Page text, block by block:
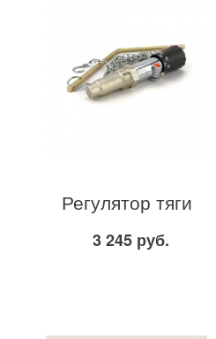
Регулятор тяги
3 245 руб.